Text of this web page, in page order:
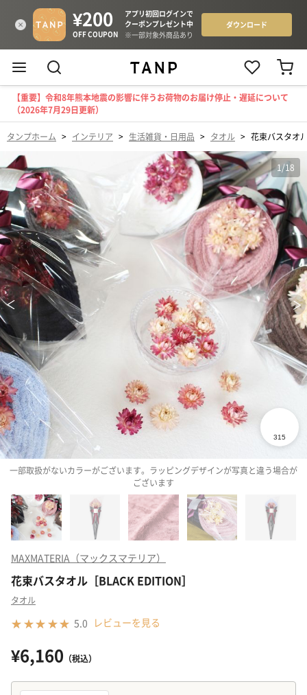
【重要】令和8年熊本地震の影響に伴うお荷物のお届け停止・遅延について
（2026年7月29日更新）
タンプホーム > インテリア > 生活雑貨・日用品 > タオル > 花束バスタオ
1 /18
一部取扱がないカラーがございます。ラッピングデザインが写真と違う場合が
ございます
MAXMATERIA（マックスマテリア）
花束バスタオル［BLACK EDITION］
タオル
5.0 レビューを見る
¥6,160 （税込）